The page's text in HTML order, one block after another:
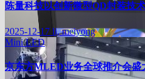
陈量科技以创新微型QD封装技
2025-12-17 li, meiyong
Mini LED
京东方MLED业务全球推介会盛